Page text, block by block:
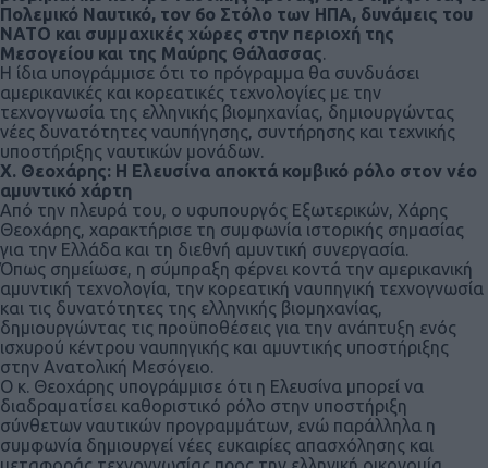
Πολεμικό Ναυτικό, τον 6ο Στόλο των ΗΠΑ, δυνάμεις του
ΝΑΤΟ και συμμαχικές χώρες στην περιοχή της
Μεσογείου και της Μαύρης Θάλασσας.
Η ίδια υπογράμμισε ότι το πρόγραμμα θα συνδυάσει
αμερικανικές και κορεατικές τεχνολογίες με την
τεχνογνωσία της ελληνικής βιομηχανίας, δημιουργώντας
νέες δυνατότητες ναυπήγησης, συντήρησης και τεχνικής
υποστήριξης ναυτικών μονάδων.
Χ. Θεοχάρης: Η Ελευσίνα αποκτά κομβικό ρόλο στον νέο
αμυντικό χάρτη
Από την πλευρά του, ο υφυπουργός Εξωτερικών, Χάρης
Θεοχάρης, χαρακτήρισε τη συμφωνία ιστορικής σημασίας
για την Ελλάδα και τη διεθνή αμυντική συνεργασία.
Όπως σημείωσε, η σύμπραξη φέρνει κοντά την αμερικανική
αμυντική τεχνολογία, την κορεατική ναυπηγική τεχνογνωσία
και τις δυνατότητες της ελληνικής βιομηχανίας,
δημιουργώντας τις προϋποθέσεις για την ανάπτυξη ενός
ισχυρού κέντρου ναυπηγικής και αμυντικής υποστήριξης
στην Ανατολική Μεσόγειο.
Ο κ. Θεοχάρης υπογράμμισε ότι η Ελευσίνα μπορεί να
διαδραματίσει καθοριστικό ρόλο στην υποστήριξη
σύνθετων ναυτικών προγραμμάτων, ενώ παράλληλα η
συμφωνία δημιουργεί νέες ευκαιρίες απασχόλησης και